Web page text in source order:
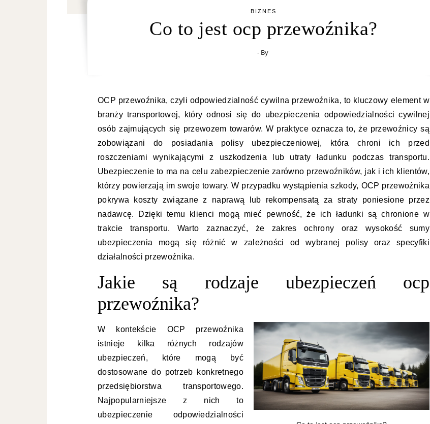
BIZNES
Co to jest ocp przewoźnika?
- By
OCP przewoźnika, czyli odpowiedzialność cywilna przewoźnika, to kluczowy element w
branży transportowej, który odnosi się do ubezpieczenia odpowiedzialności cywilnej
osób zajmujących się przewozem towarów. W praktyce oznacza to, że przewoźnicy są
zobowiązani do posiadania polisy ubezpieczeniowej, która chroni ich przed
roszczeniami wynikającymi z uszkodzenia lub utraty ładunku podczas transportu.
Ubezpieczenie to ma na celu zabezpieczenie zarówno przewoźników, jak i ich klientów,
którzy powierzają im swoje towary. W przypadku wystąpienia szkody, OCP przewoźnika
pokrywa koszty związane z naprawą lub rekompensatą za straty poniesione przez
nadawcę. Dzięki temu klienci mogą mieć pewność, że ich ładunki są chronione w
trakcie transportu. Warto zaznaczyć, że zakres ochrony oraz wysokość sumy
ubezpieczenia mogą się różnić w zależności od wybranej polisy oraz specyfiki
działalności przewoźnika.
Jakie są rodzaje ubezpieczeń ocp
przewoźnika?
W kontekście OCP przewoźnika
istnieje kilka różnych rodzajów
ubezpieczeń, które mogą być
dostosowane do potrzeb konkretnego
przedsiębiorstwa transportowego.
Najpopularniejsze z nich to
ubezpieczenie odpowiedzialności